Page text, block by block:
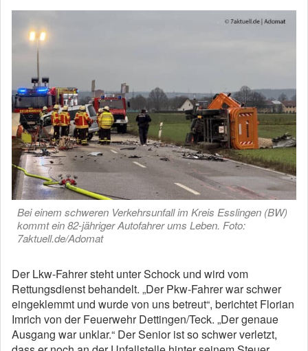
Bei einem schweren Verkehrsunfall im Kreis Esslingen (BW)
kommt ein 82-jähriger Autofahrer ums Leben. Foto:
7aktuell.de/Adomat
Der Lkw-Fahrer steht unter Schock und wird vom
Rettungsdienst behandelt. „Der Pkw-Fahrer war schwer
eingeklemmt und wurde von uns betreut“, berichtet Florian
Imrich von der Feuerwehr Dettingen/Teck. „Der genaue
Ausgang war unklar.“ Der Senior ist so schwer verletzt,